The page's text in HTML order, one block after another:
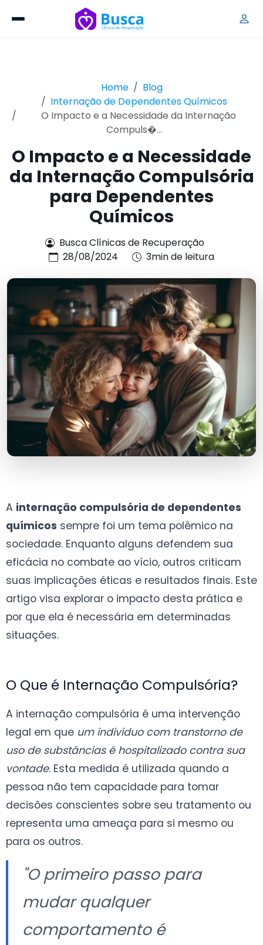
Home
Blog
Internação de Dependentes Químicos
O Impacto e a Necessidade da Internação
Compuls�...
O Impacto e a Necessidade
da Internação Compulsória
para Dependentes
Químicos
Busca Clínicas de Recuperação
28/08/2024
3min de leitura
A internação compulsória de dependentes
químicos sempre foi um tema polêmico na
sociedade. Enquanto alguns defendem sua
eficácia no combate ao vício, outros criticam
suas implicações éticas e resultados finais. Este
artigo visa explorar o impacto desta prática e
por que ela é necessária em determinadas
situações.
O Que é Internação Compulsória?
A internação compulsória é uma intervenção
legal em que um indivíduo com transtorno de
uso de substâncias é hospitalizado contra sua
vontade. Esta medida é utilizada quando a
pessoa não tem capacidade para tomar
decisões conscientes sobre seu tratamento ou
representa uma ameaça para si mesmo ou
para os outros.
"O primeiro passo para
mudar qualquer
comportamento é